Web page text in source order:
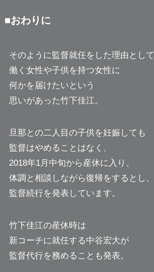
■おわりに
そのように監督就任をした理由として
働く女性や子供を持つ女性に
何かを届けたいという
思いがあった竹下佳江。
旦那との二人目の子供を妊娠しても
監督はやめることはなく、
2018年1月中旬から産休に入り、
体調と相談しながら復帰をするとし、
監督続行を発表しています。
竹下佳江の産休時は
新コーチに就任する中谷宏大が
監督代行を務めることも発表。